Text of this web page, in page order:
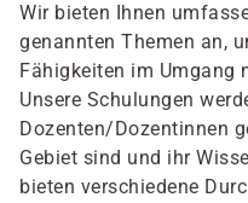
Wir bieten Ihnen
genannten Themen an,
Fähigkeiten im Umgang
Unsere Schulungen
Dozenten/Dozentinnen
Gebiet sind und ihr
bieten verschiedene